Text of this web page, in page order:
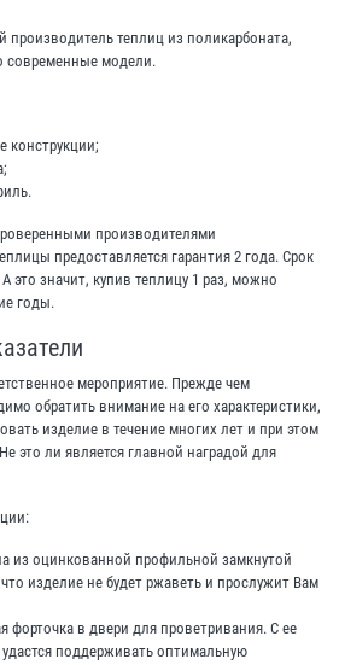
производитель теплиц из поликарбоната,
современные модели.
конструкции;
производителями
предоставляется гарантия 2 года. Срок
это значит, купив теплицу 1 раз, можно
годы.
мероприятие. Прежде чем
обратить внимание на его характеристики,
изделие в течение многих лет и при этом
это ли является главной наградой для
из оцинкованной профильной замкнутой
изделие не будет ржаветь и прослужит Вам
форточка в двери для проветривания. С ее
поддерживать оптимальную